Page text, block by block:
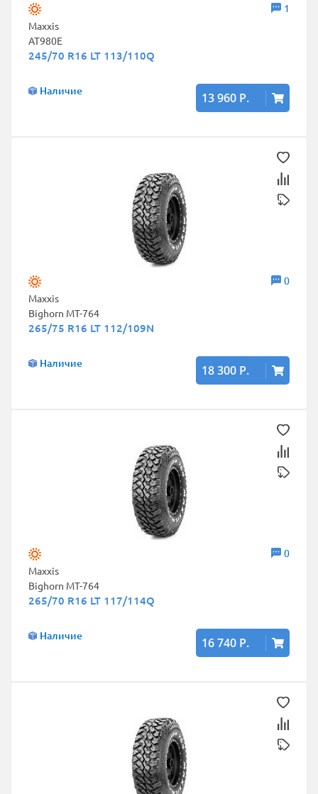
1
Maxxis
AT980E
245/70 R16 LT 113/110Q
Наличие 13 960 Р.
0
Maxxis
Bighorn MT-764
265/75 R16 LT 112/109N
Наличие 18 300 Р.
0
Maxxis
Bighorn MT-764
265/70 R16 LT 117/114Q
Наличие 16 740 Р.